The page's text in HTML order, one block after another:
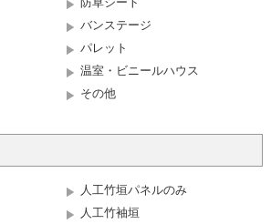
バンステージ
パレット
温室・ビニールハウス
その他
人工竹垣パネルのみ
人工竹袖垣